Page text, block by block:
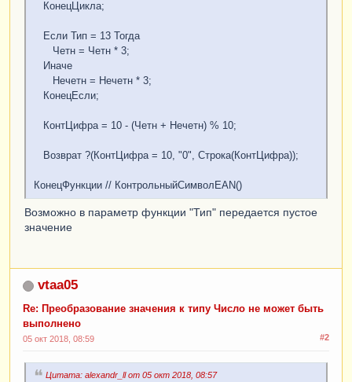
КонецЦикла;
Если Тип = 13 Тогда
Четн = Четн * 3;
Иначе
Нечетн = Нечетн * 3;
КонецЕсли;
КонтЦифра = 10 - (Четн + Нечетн) % 10;
Возврат ?(КонтЦифра = 10, "0", Строка(КонтЦифра));
КонецФункции // КонтрольныйСимволEAN()
Возможно в параметр функции "Тип" передается пустое
значение
vtaa05
Re: Преобразование значения к типу Число не может быть
выполнено
#2
05 окт 2018, 08:59
Цитата: alexandr_ll от 05 окт 2018, 08:57